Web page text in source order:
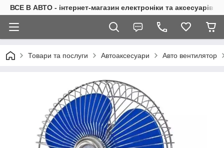
ВСЕ В АВТО - інтернет-магазин електроніки та аксесуарів в
Товари та послуги Автоаксесуари Авто вентилятор